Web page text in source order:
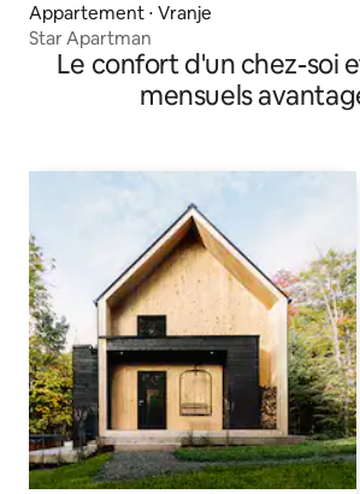
Appartement ⋅ Vranje
Star Apartman
Le confort d'un chez-soi
mensuels